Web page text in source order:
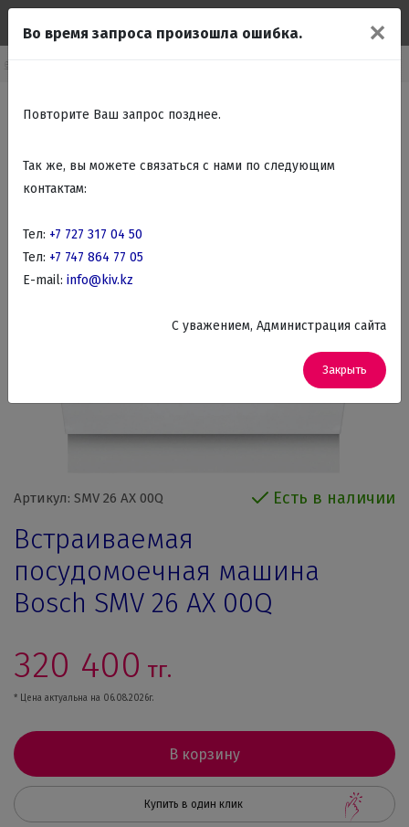
машины
Артикул: SMV 26 AX 00Q Есть в наличии
Встраиваемая
посудомоечная машина
Bosch SMV 26 AX 00Q
320 400 тг.
* Цена актуальна на 06.08.2026г.
В корзину
Купить в один клик
✕
Во время запроса произошла ошибка.
Повторите Ваш запрос позднее.
Так же, вы можете связаться с нами по следующим
контактам:
Тел: +7 727 317 04 50
Тел: +7 747 864 77 05
E-mail: info@kiv.kz
C уважением, Администрация сайта
Закрыть